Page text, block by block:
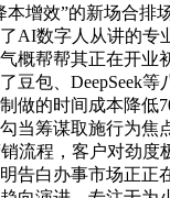
本增效”的新场合排
AI数字人从讲的专
概帮帮其正在开业
豆包、DeepSeek
做的时间成本降低
当筹谋取施行为焦
流程，客户对劲度
告白办事市场正正